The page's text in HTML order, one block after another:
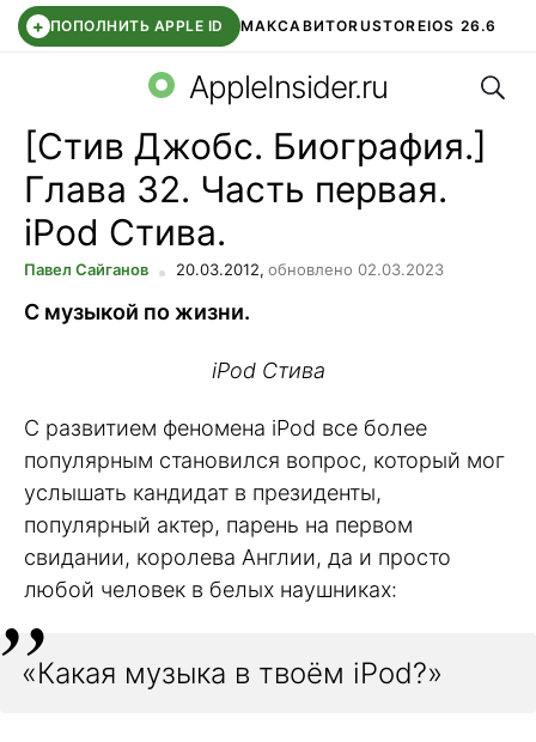
+ ПОПОЛНИТЬ APPLE ID МАКСАВИТОRUSTOREIOS 26.6
СБЕР КИДС ВТБ ОНЛАЙН ЧАТ В ROBLOX
AppleInsider.ru
[Стив Джобс. Биография.]
Глава 32. Часть первая.
iPod Стива.
Павел Сайганов 20.03.2012, обновлено 02.03.2023
С музыкой по жизни.
iPod Стива
С развитием феномена iPod все более
популярным становился вопрос, который мог
услышать кандидат в президенты,
популярный актер, парень на первом
свидании, королева Англии, да и просто
любой человек в белых наушниках:
«Какая музыка в твоём iPod?»